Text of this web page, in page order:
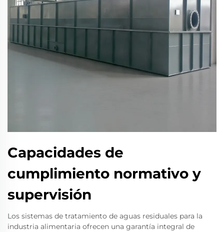
Capacidades de
cumplimiento normativo y
supervisión
Los sistemas de tratamiento de aguas residuales para la
industria alimentaria ofrecen una garantía integral de